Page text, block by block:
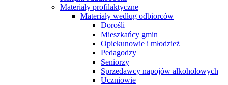
Materiały profilaktyczne
Materiały według odbiorców
Dorośli
Mieszkańcy gmin
Opiekunowie i młodzież
Pedagodzy
Seniorzy
Sprzedawcy napojów alkoholowych
Uczniowie